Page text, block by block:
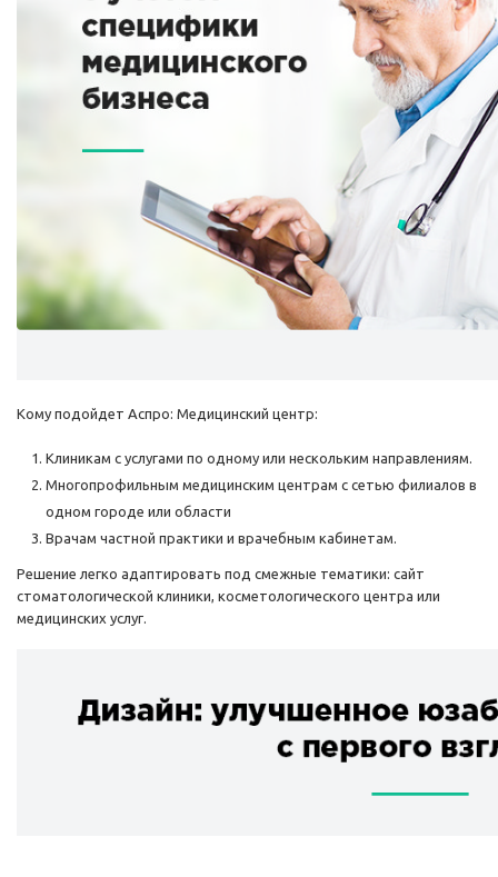
Кому подойдет Аспро: Медицинский центр:
Клиникам с услугами по одному или нескольким направлениям.
Многопрофильным медицинским центрам с сетью филиалов в
одном городе или области
Врачам частной практики и врачебным кабинетам.
Решение легко адаптировать под смежные тематики: сайт
стоматологической клиники, косметологического центра или
медицинских услуг.